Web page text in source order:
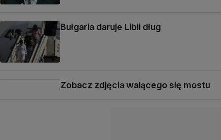
Bułgaria daruje Libii dług
Zobacz zdjęcia walącego się mostu